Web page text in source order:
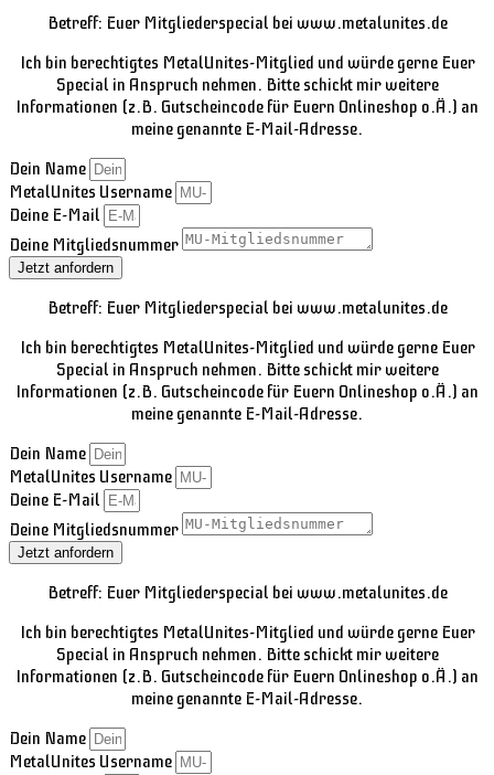
Betreff: Euer Mitgliederspecial bei www.metalunites.de
Ich bin berechtigtes MetalUnites-Mitglied und würde gerne Euer
Special in Anspruch nehmen. Bitte schickt mir weitere
Informationen (z.B. Gutscheincode für Euern Onlineshop o.Ä.) an
meine genannte E-Mail-Adresse.
Dein Name
MetalUnites Username
Deine E-Mail
Deine Mitgliedsnummer
Jetzt anfordern
Betreff: Euer Mitgliederspecial bei www.metalunites.de
Ich bin berechtigtes MetalUnites-Mitglied und würde gerne Euer
Special in Anspruch nehmen. Bitte schickt mir weitere
Informationen (z.B. Gutscheincode für Euern Onlineshop o.Ä.) an
meine genannte E-Mail-Adresse.
Dein Name
MetalUnites Username
Deine E-Mail
Deine Mitgliedsnummer
Jetzt anfordern
Betreff: Euer Mitgliederspecial bei www.metalunites.de
Ich bin berechtigtes MetalUnites-Mitglied und würde gerne Euer
Special in Anspruch nehmen. Bitte schickt mir weitere
Informationen (z.B. Gutscheincode für Euern Onlineshop o.Ä.) an
meine genannte E-Mail-Adresse.
Dein Name
MetalUnites Username